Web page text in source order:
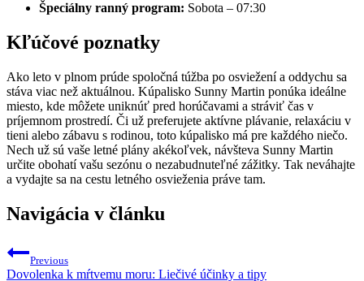
Špeciálny ranný program: Sobota – 07:30
Kľúčové poznatky
Ako leto v plnom prúde spoločná túžba po osviežení a oddychu sa
stáva viac než aktuálnou. Kúpalisko Sunny Martin ponúka ideálne
miesto, kde môžete uniknúť pred horúčavami a stráviť čas v
príjemnom prostredí. Či už preferujete aktívne plávanie, relaxáciu v
tieni alebo zábavu s rodinou, toto kúpalisko má pre každého niečo.
Nech už sú vaše letné plány akékoľvek, návšteva Sunny Martin
určite obohatí vašu sezónu o nezabudnuteľné zážitky. Tak neváhajte
a vydajte sa na cestu letného osvieženia práve tam.
Navigácia v článku
Previous
Dovolenka k mŕtvemu moru: Liečivé účinky a tipy